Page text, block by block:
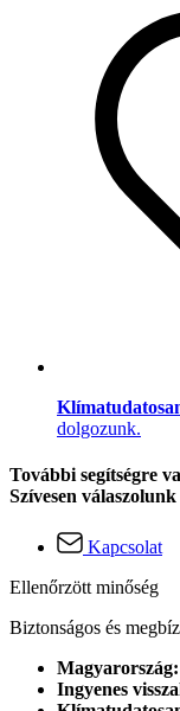
dolgozunk.
További segítségre
Szívesen
Kapcsolat
Ellenőrzött minőség
Biztonságos és
Ingyenes